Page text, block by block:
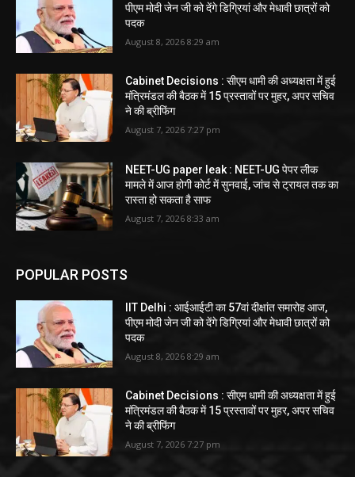
पीएम मोदी जेन जी को देंगे डिग्रियां और मेधावी छात्रों को
पदक
August 8, 2026 8:29 am
Cabinet Decisions : सीएम धामी की अध्यक्षता में हुई
मंत्रिमंडल की बैठक में 15 प्रस्तावों पर मुहर, अपर सचिव
ने की ब्रीफिंग
August 7, 2026 7:27 pm
NEET-UG paper leak : NEET-UG पेपर लीक
मामले में आज होगी कोर्ट में सुनवाई, जांच से ट्रायल तक का
रास्ता हो सकता है साफ
August 7, 2026 8:33 am
POPULAR POSTS
IIT Delhi : आईआईटी का 57वां दीक्षांत समारोह आज,
पीएम मोदी जेन जी को देंगे डिग्रियां और मेधावी छात्रों को
पदक
August 8, 2026 8:29 am
Cabinet Decisions : सीएम धामी की अध्यक्षता में हुई
मंत्रिमंडल की बैठक में 15 प्रस्तावों पर मुहर, अपर सचिव
ने की ब्रीफिंग
August 7, 2026 7:27 pm